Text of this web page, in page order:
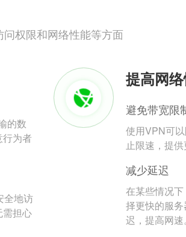
权限和网络性能等方面
的数
行为者
全地访
需担心
提高网
避免带宽限
使用VPN可
止限速，提供
减少延迟
在某些情况
择更快的服
迟，提高网速。